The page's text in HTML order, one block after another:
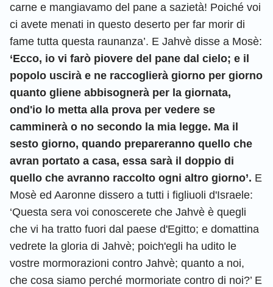
carne e mangiavamo del pane a sazietà! Poiché voi
ci avete menati in questo deserto per far morir di
fame tutta questa raunanza’. E Jahvè disse a Mosè:
‘Ecco, io vi farò piovere del pane dal cielo; e il
popolo uscirà e ne raccoglierà giorno per giorno
quanto gliene abbisognerà per la giornata,
ond'io lo metta alla prova per vedere se
camminerà o no secondo la mia legge. Ma il
sesto giorno, quando prepareranno quello che
avran portato a casa, essa sarà il doppio di
quello che avranno raccolto ogni altro giorno’. E
Mosè ed Aaronne dissero a tutti i figliuoli d'Israele:
‘Questa sera voi conoscerete che Jahvè è quegli
che vi ha tratto fuori dal paese d'Egitto; e domattina
vedrete la gloria di Jahvè; poich'egli ha udito le
vostre mormorazioni contro Jahvè; quanto a noi,
che cosa siamo perché mormoriate contro di noi?’ E